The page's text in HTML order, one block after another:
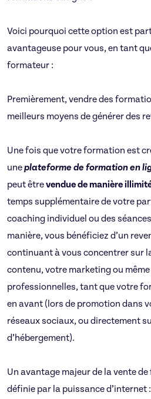
Voici pourquoi cette option est
avantageuse pour vous, en tant
formateur :
Premièrement, vendre des
meilleurs moyens de générer des
Une fois que votre formation est
uneplateforme de formation en
peut êtrevendue de manière
temps supplémentaire de votre
coaching individuel ou des
manière, vous bénéficiez d’un
continuant à vous concentrer sur
contenu, votre marketing ou
professionnelles, tant que votre
en avant (lors de promotion dans
réseaux sociaux, ou directement
d’hébergement).
Un avantage majeur de la vente
définie par la puissance d’internet